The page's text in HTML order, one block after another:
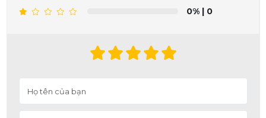
0% | 0